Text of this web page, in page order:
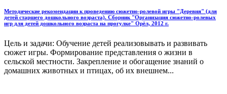
Методические рекомендации к проведению сюжетно-ролевой игры "Деревня" (для
детей старшего дошкольного возраста). Сборник "Организация сюжетно-ролевых
игр для детей дошкольного возраста на прогулке" Орёл, 2012 г.
Цель и задачи: Обучение детей реализовывать и развивать
сюжет игры. Формирование представления о жизни в
сельской местности. Закрепление и обогащение знаний о
домашних животных и птицах, об их внешнем...